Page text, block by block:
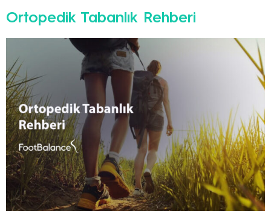
Ortopedik Tabanlık Rehberi